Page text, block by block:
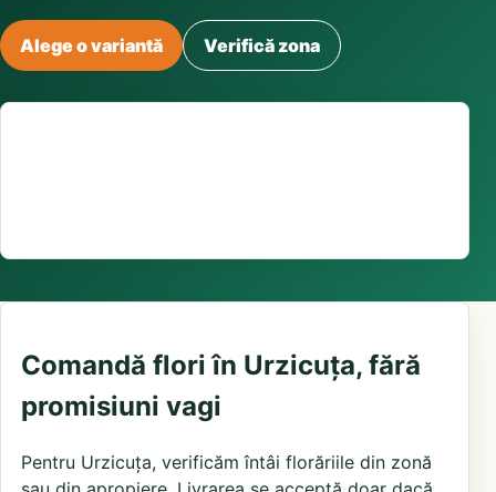
Alege o variantă Verifică zona
Comandă flori în Urzicuța, fără
promisiuni vagi
Pentru Urzicuța, verificăm întâi florăriile din zonă